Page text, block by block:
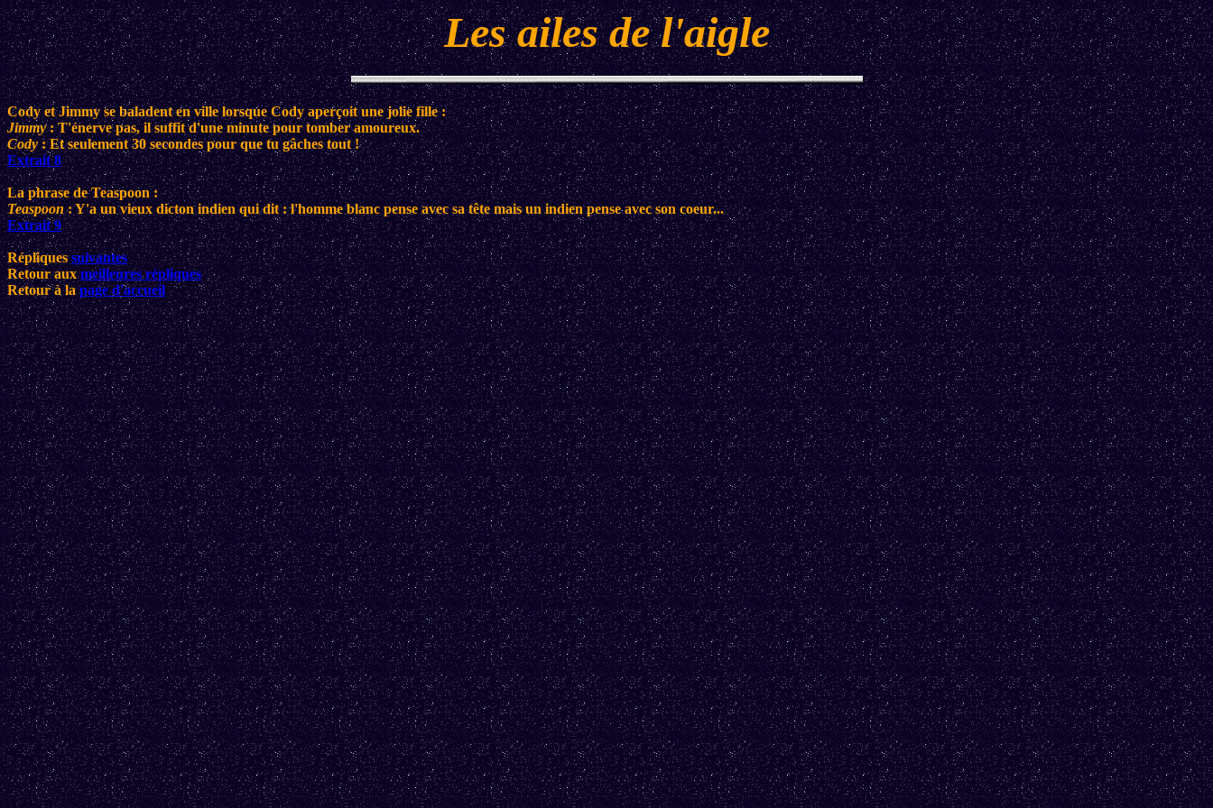
Les ailes de l'aigle
Cody et Jimmy se baladent en ville lorsque Cody aperçoit une jolie fille :
Jimmy: T'énerve pas, il suffit d'une minute pour tomber amoureux.
Cody: Et seulement 30 secondes pour que tu gâches tout !
Extrait 8
La phrase de Teaspoon :
Teaspoon: Y'a un vieux dicton indien qui dit : l'homme blanc pense avec sa tête mais un indien pense avec son coeur...
Extrait 9
Répliquessuivantes
Retour auxmeilleures répliques
Retour à lapage d'accueil